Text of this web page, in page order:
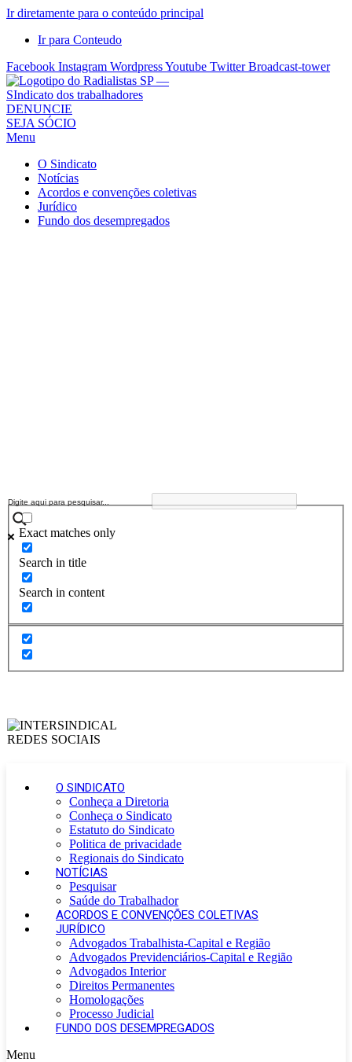
Ir diretamente para o conteúdo principal
Ir para Conteudo
Facebook Instagram WordpressYoutube Twitter Broadcast-tower
Sindicato
dos
Radialistas
São
Paulo
Sindicato
DENUNCIE
SEJA SÓCIO
Menu
O Sindicato
Notícias
Acordos e convenções coletivas
Jurídico
Fundo dos desempregados
Exact matches only
Search in title
Search in content
O SINDICATO
Conheça a Diretoria
Conheça o Sindicato
Estatuto do Sindicato
Politica de privacidade
Regionais do Sindicato
NOTÍCIAS
Pesquisar
Saúde do Trabalhador
ACORDOS E CONVENÇÕES COLETIVAS
JURÍDICO
Advogados Trabalhista-Capital e Região
Advogados Previdenciários-Capital e Região
Advogados Interior
Direitos Permanentes
Homologações
Processo Judicial
FUNDO DOS DESEMPREGADOS
Menu